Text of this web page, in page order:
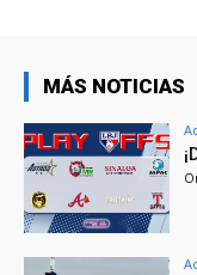
MÁS NOTICIAS